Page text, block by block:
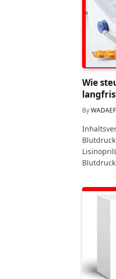
Wie
ByWADAEF